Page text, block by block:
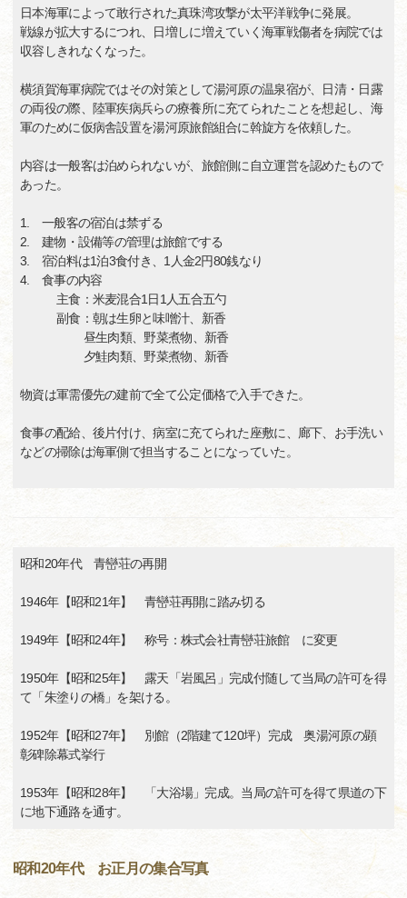
日本海軍によって敢行された真珠湾攻撃が太平洋戦争に発展。
戦線が拡大するにつれ、日増しに増えていく海軍戦傷者を病院では
収容しきれなくなった。
横須賀海軍病院ではその対策として湯河原の温泉宿が、日清・日露
の両役の際、陸軍疾病兵らの療養所に充てられたことを想起し、海
軍のために仮病舎設置を湯河原旅館組合に斡旋方を依頼した。
内容は一般客は泊められないが、旅館側に自立運営を認めたもので
あった。
1. 一般客の宿泊は禁ずる
2. 建物・設備等の管理は旅館でする
3. 宿泊料は1泊3食付き、1人金2円80銭なり
4. 食事の内容
主食：米麦混合1日1人五合五勺
副食：朝は生卵と味噌汁、新香
昼生肉類、野菜煮物、新香
夕鮭肉類、野菜煮物、新香
物資は軍需優先の建前で全て公定価格で入手できた。
食事の配給、後片付け、病室に充てられた座敷に、廊下、お手洗い
などの掃除は海軍側で担当することになっていた。
昭和20年代 青巒荘の再開
1946年【昭和21年】 青巒荘再開に踏み切る
1949年【昭和24年】 称号：株式会社青巒荘旅館 に変更
1950年【昭和25年】 露天「岩風呂」完成付随して当局の許可を得
て「朱塗りの橋」を架ける。
1952年【昭和27年】 別館（2階建て120坪）完成 奥湯河原の顕
彰碑除幕式挙行
1953年【昭和28年】 「大浴場」完成。当局の許可を得て県道の下
に地下通路を通す。
昭和20年代 お正月の集合写真